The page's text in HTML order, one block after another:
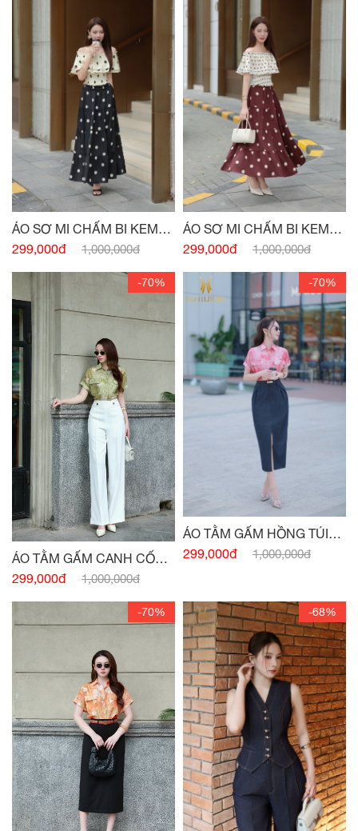
ÁO SƠ MI CHẤM BI KEM
ĐEN CHUN VAI
299,000đ 1,000,000đ
ÁO SƠ MI CHẤM BI KEM
ĐỎ CHUN VAI
299,000đ 1,000,000đ
-70%
ÁO TẰM GẤM CANH CỐM
TÚI NGỰC
299,000đ 1,000,000đ
-70%
ÁO TẰM GẤM HỒNG TÚI
NGỰC
299,000đ 1,000,000đ
-70% -68%